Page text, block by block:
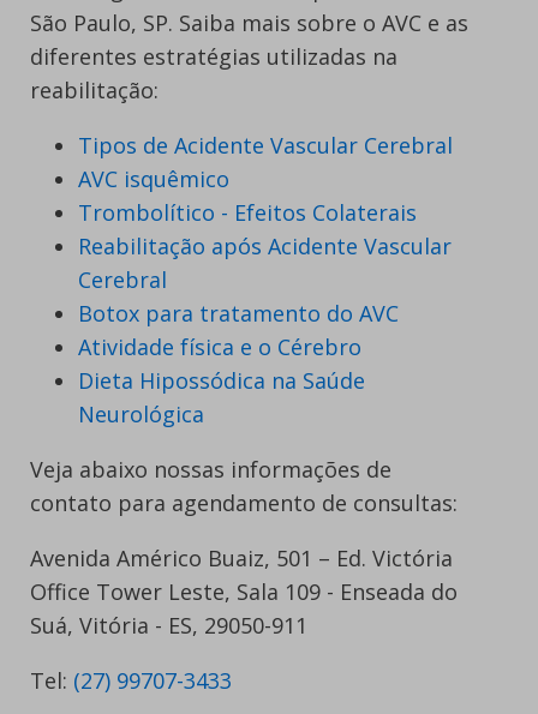
São Paulo, SP. Saiba mais sobre o AVC e as
diferentes estratégias utilizadas na
reabilitação:
Tipos de Acidente Vascular Cerebral
AVC isquêmico
Trombolítico - Efeitos Colaterais
Reabilitação após Acidente Vascular
Cerebral
Botox para tratamento do AVC
Atividade física e o Cérebro
Dieta Hipossódica na Saúde
Neurológica
Veja abaixo nossas informações de
contato para agendamento de consultas:
Avenida Américo Buaiz, 501 – Ed. Victória
Office Tower Leste, Sala 109 - Enseada do
Suá, Vitória - ES, 29050-911
Tel: (27) 99707-3433